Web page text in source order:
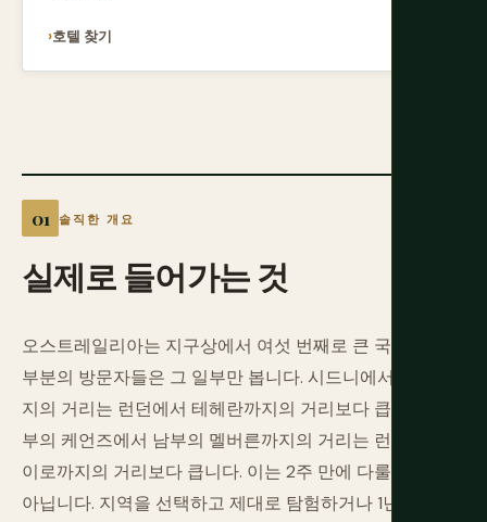
솔직한 개요
실제로들어가는 것
오스트레일리아는 지구상에서 여섯 번째로 큰 국가이며 대
부분의 방문자들은 그 일부만 봅니다. 시드니에서 퍼스까
지의 거리는 런던에서 테헤란까지의 거리보다 큽니다. 북
부의 케언즈에서 남부의 멜버른까지의 거리는 런던에서 카
이로까지의 거리보다 큽니다. 이는 2주 만에 다룰 국가가
아닙니다. 지역을 선택하고 제대로 탐험하거나 1년을 보내
호텔 찾기